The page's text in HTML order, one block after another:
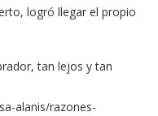
logró llegar el propio
tan lejos y tan
alanis/razones-